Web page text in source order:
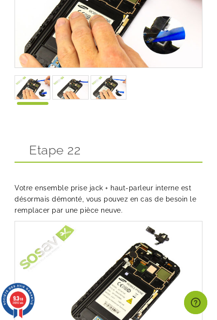
Etape 22
Votre ensemble prise jack + haut-parleur interne est
désormais démonté, vous pouvez en cas de besoin le
remplacer par une pièce neuve.
9.3/10
26992 avis